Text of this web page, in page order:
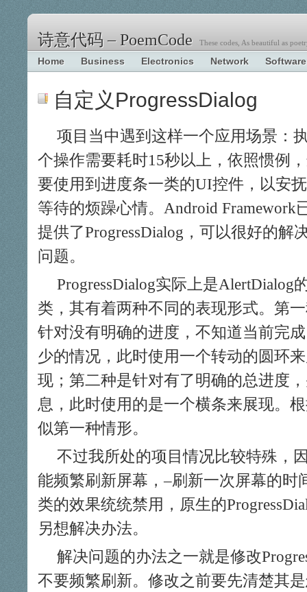
诗意代码 – PoemCode These codes, As beautiful as
Home Business Electronics Network Software
自定义ProgressDialog
项目当中遇到这样一个应用场景：
个操作需要耗时15秒以上，依照惯例
要使用到进度条一类的UI控件，以安
等待的烦躁心情。Android Framework
提供了ProgressDialog，可以很好的解
问题。
ProgressDialog实际上是AlertDialog
类，其有着两种不同的表现形式。第
针对没有明确的进度，不知道当前完
少的情况，此时使用一个转动的圆环
现；第二种是针对有了明确的总进度
息，此时使用的是一个横条来展现。
似第一种情形。
不过我所处的项目情况比较特殊，
能频繁刷新屏幕，–刷新一次屏幕的时
类的效果统统禁用，原生的
另想解决办法。
解决问题的办法之一就是修改
不要频繁刷新。修改之前要先清楚其